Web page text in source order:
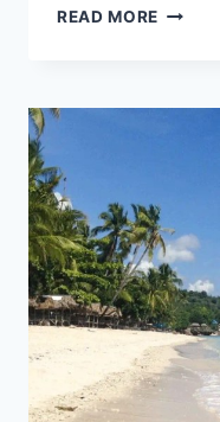
READ MORE BUKIT
LAUT